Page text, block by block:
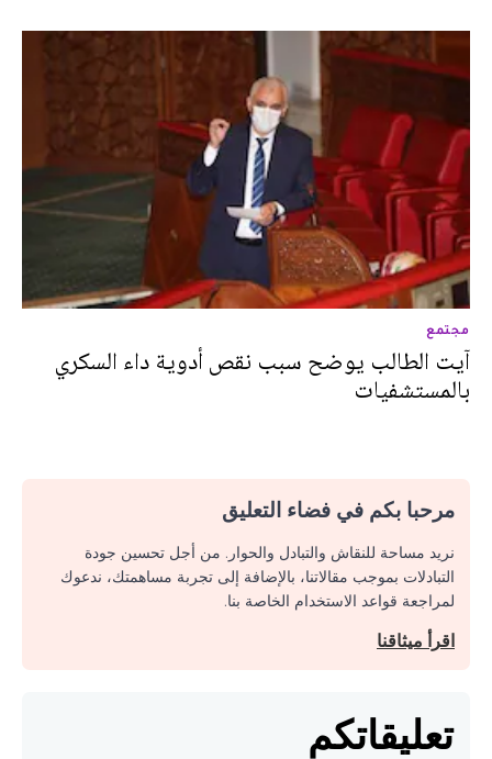
مجتمع
آيت الطالب يوضح سبب نقص أدوية داء السكري
بالمستشفيات
مرحبا بكم في فضاء التعليق
نريد مساحة للنقاش والتبادل والحوار. من أجل تحسين جودة
التبادلات بموجب مقالاتنا، بالإضافة إلى تجربة مساهمتك، ندعوك
لمراجعة قواعد الاستخدام الخاصة بنا.
اقرأ ميثاقنا
تعليقاتكم